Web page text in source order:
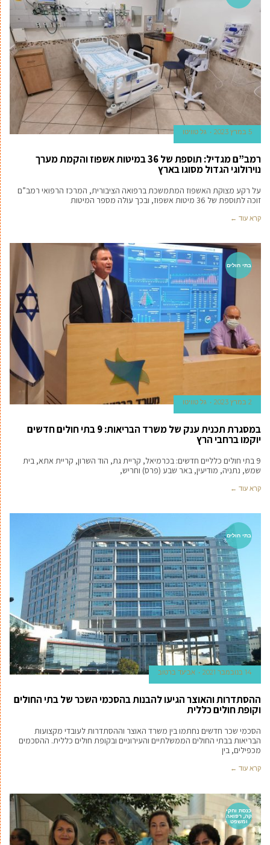
5 במרץ 2023 גל טוויטו
רמב”ם מגדיל: תוספת של 36 במיטות אשפוז והקמת מערך
נוירולוגי הגדול מסוגו בארץ
על רקע מצוקת האשפוז המתמשכת ברפואה הציבורית, המרכז הרפואי רמב”ם
זוכה לתוספת של 36 מיטות אשפוז, ובכך עולה מספר המיטות
קרא עוד ←
בתי חולים
2 במרץ 2023 גל טוויטו
במסגרת תכנית ענק של משרד הבריאות: 9 בתי חולים חדשים
יוקמו ברחבי הרץ
9 בתי חולים כלליים חדשים: בכרמיאל, קריית גת, הוד השרון, קריית אתא, בית
שמש, נתניה, מודיעין, באר שבע (פרס) וחריש,
קרא עוד ←
בתי חולים
14 בנובמבר 2021 אביעד ברטוב
ההסתדרות והאוצר הגיעו להבנות בהסכמי השכר של בתי החולים
וקופת חולים כללית
הסכמי שכר חדשים נחתמו בין משרד האוצר וההסתדרות לעובדי מקצועות
הבריאות בבתי החולים הממשלתיים והעירוניים ובקופת חולים כללית. ההסכמים
מכפילים, בין
קרא עוד ←
כנסת וחקי
קה, רפואה
ומשפט